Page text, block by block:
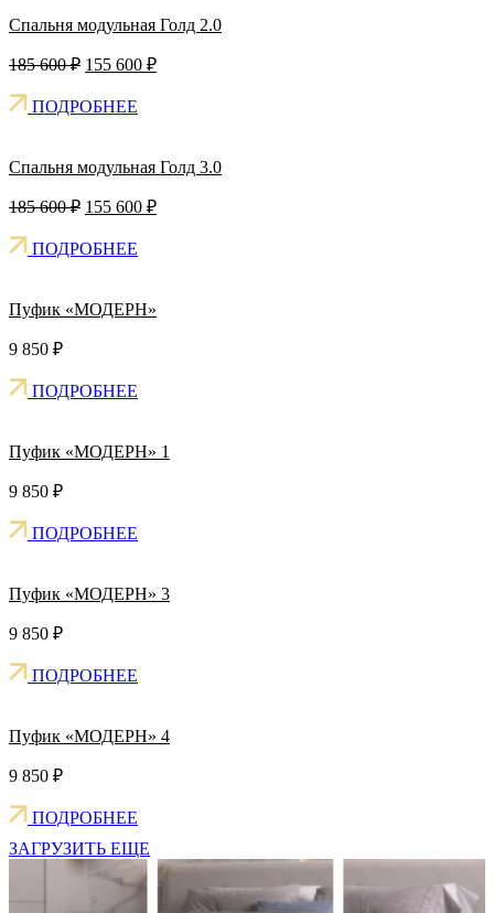
Спальня модульная Голд 2.0
185 600₽ Original
was:
185
155 600 ₽Current
ПОДРОБНЕЕ
Спальня модульная Голд 3.0
185 600₽ Original
was:
185
155 600 ₽Current
ПОДРОБНЕЕ
Пуфик «МОДЕРН»
9 850 ₽
ПОДРОБНЕЕ
Пуфик «МОДЕРН» 1
9 850 ₽
ПОДРОБНЕЕ
Пуфик «МОДЕРН» 3
9 850 ₽
ПОДРОБНЕЕ
Пуфик «МОДЕРН» 4
9 850 ₽
ПОДРОБНЕЕ
ЗАГРУЗИТЬ ЕЩЕ